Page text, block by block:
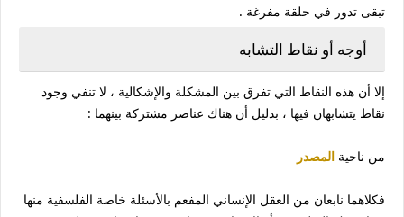
تبقى تدور في حلقة مفرغة .
أوجه أو نقاط التشابه
إلا أن هذه النقاط التي تفرق بين المشكلة والإشكالية ، لا تنفي وجود
نقاط يتشابهان فيها ، بدليل أن هناك عناصر مشتركة بينهما :
من ناحية المصدر
فكلاهما نابعان من العقل الإنساني المفعم بالأسئلة خاصة الفلسفية منها